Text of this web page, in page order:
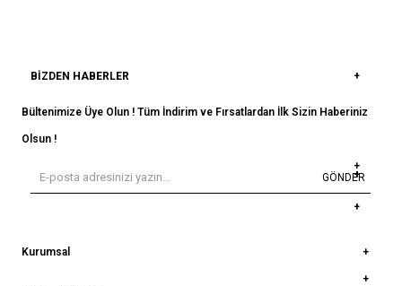
BIZDEN HABERLER
Bültenimize Üye Olun ! Tüm İndirim ve Fırsatlardan İlk Sizin Haberiniz
Olsun !
GÖNDER
Kurumsal